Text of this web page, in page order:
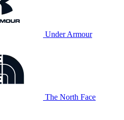
Under Armour
The North Face